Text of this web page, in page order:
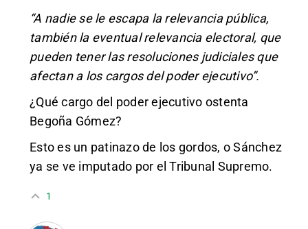
“A nadie se le escapa la relevancia pública,
también la eventual relevancia electoral, que
pueden tener las resoluciones judiciales que
afectan a los cargos del poder ejecutivo”.
¿Qué cargo del poder ejecutivo ostenta
Begoña Gómez?
Esto es un patinazo de los gordos, o Sánchez
ya se ve imputado por el Tribunal Supremo.
1